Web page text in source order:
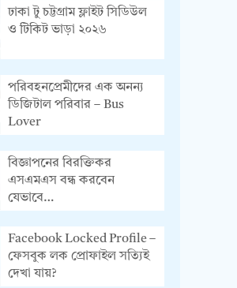
ঢাকা টু চট্টগ্রাম ফ্লাইট সিডিউল
ও টিকিট ভাড়া ২০২৬
পরিবহনপ্রেমীদের এক অনন্য
ডিজিটাল পরিবার – Bus
Lover
বিজ্ঞাপনের বিরক্তিকর
এসএমএস বন্ধ করবেন
যেভাবে…
Facebook Locked Profile –
ফেসবুক লক প্রোফাইল সত্যিই
দেখা যায়?